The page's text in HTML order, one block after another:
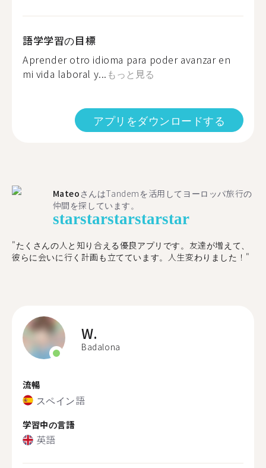
語学学習の目標
Aprender otro idioma para poder avanzar en
mi vida laboral y... もっと見る
アプリをダウンロードする
Mateo さんはTandemを活用してヨーロッパ旅行の
仲間を探しています。
starstarstarstarstar
"たくさんの人と知り合える優良アプリです。友達が増えて、
彼らに会いに行く計画も立てています。人生変わりました！"
W.
Badalona
流暢
スペイン語
学習中の言語
英語